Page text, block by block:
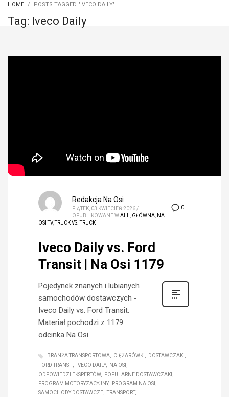
HOME POSTS TAGGED "IVECO DAILY"
Tag: Iveco Daily
0
Redakcja Na Osi
PIĄTEK, 03 KWIECIEŃ 2026/
OPUBLIKOWANE WALL, GŁÓWNA, NA
OSI TV, TRUCK VS. TRUCK
Iveco Daily vs. Ford
Transit | Na Osi 1179
Pojedynek znanych i lubianych
samochodów dostawczych -
Iveco Daily vs. Ford Transit.
Materiał pochodzi z 1179
odcinka Na Osi.
BRANŻA TRANSPORTOWA CIĘŻARÓWKI
DOSTAWCZAKI
FORD TRANSIT
IVECO DAILY
NA OSI
ODPOWIEDZI EKSPERTÓW
POPULARNE DOSTAWCZAKI
PROGRAM MOTORYZACYJNY
PROGRAM NA OSI
SAMOCHODY DOSTAWCZE
TRANSPORT